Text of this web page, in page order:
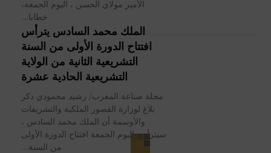
الأمير مولاي الحسن ، اليوم الجمعة،
خطابا...
الملك محمد السادس يترأس
افتتاح الدورة الأولى من السنة
التشريعية الثانية من الولاية
التشريعية الحادية عشرة
مجلة صناعة المغرب/ رشيد محمودي ذكر
بلاغ لوزارة القصور الملكية والتشريفات
والأوسمة أن الملك محمد السادس ،
سيترأس اليوم الجمعة افتتاح الدورة الأولى
من السنة...